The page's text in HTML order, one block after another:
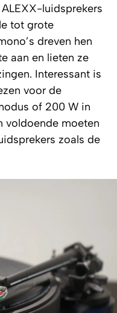
luidsprekers
tot grote
dreven hen
aan en lieten ze
Interessant is
voor de
of 200 W in
voldoende moeten
zoals de